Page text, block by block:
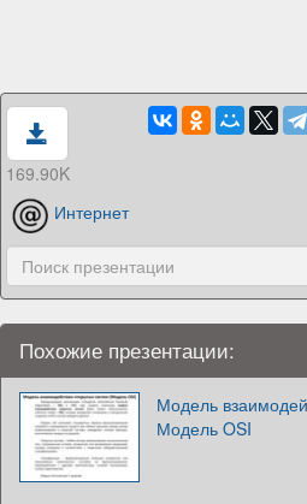
169.90K
Интернет
Похожие презентации:
Модель
Модель OSI